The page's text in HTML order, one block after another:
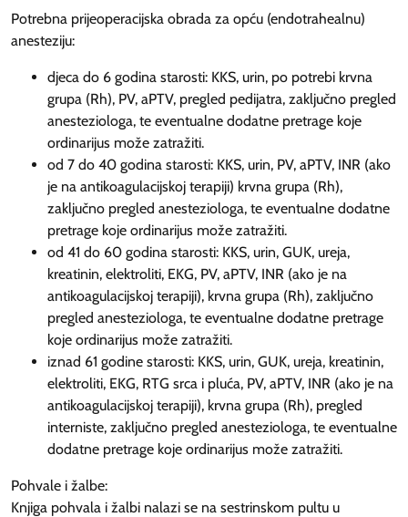
Potrebna prijeoperacijska obrada za opću (endotrahealnu)
anesteziju:
djeca do 6 godina starosti: KKS, urin, po potrebi krvna
grupa (Rh), PV, aPTV, pregled pedijatra, zaključno pregled
anesteziologa, te eventualne dodatne pretrage koje
ordinarijus može zatražiti.
od 7 do 40 godina starosti: KKS, urin, PV, aPTV, INR (ako
je na antikoagulacijskoj terapiji) krvna grupa (Rh),
zaključno pregled anesteziologa, te eventualne dodatne
pretrage koje ordinarijus može zatražiti.
od 41 do 60 godina starosti: KKS, urin, GUK, ureja,
kreatinin, elektroliti, EKG, PV, aPTV, INR (ako je na
antikoagulacijskoj terapiji), krvna grupa (Rh), zaključno
pregled anesteziologa, te eventualne dodatne pretrage
koje ordinarijus može zatražiti.
iznad 61 godine starosti: KKS, urin, GUK, ureja, kreatinin,
elektroliti, EKG, RTG srca i pluća, PV, aPTV, INR (ako je na
antikoagulacijskoj terapiji), krvna grupa (Rh), pregled
interniste, zaključno pregled anesteziologa, te eventualne
dodatne pretrage koje ordinarijus može zatražiti.
Pohvale i žalbe:
Knjiga pohvala i žalbi nalazi se na sestrinskom pultu u